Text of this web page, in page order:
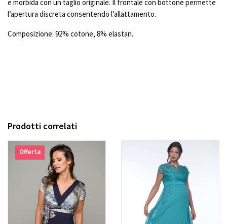
e morbida con un taglio originale. Il frontale con bottone permette
l’apertura discreta consentendo l’allattamento.
Composizione: 92% cotone, 8% elastan.
Prodotti correlati
Offerta